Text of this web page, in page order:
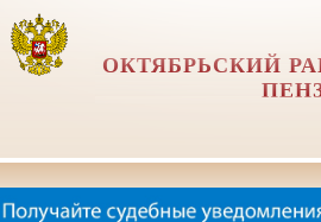
ОКТЯБРЬСКИЙ